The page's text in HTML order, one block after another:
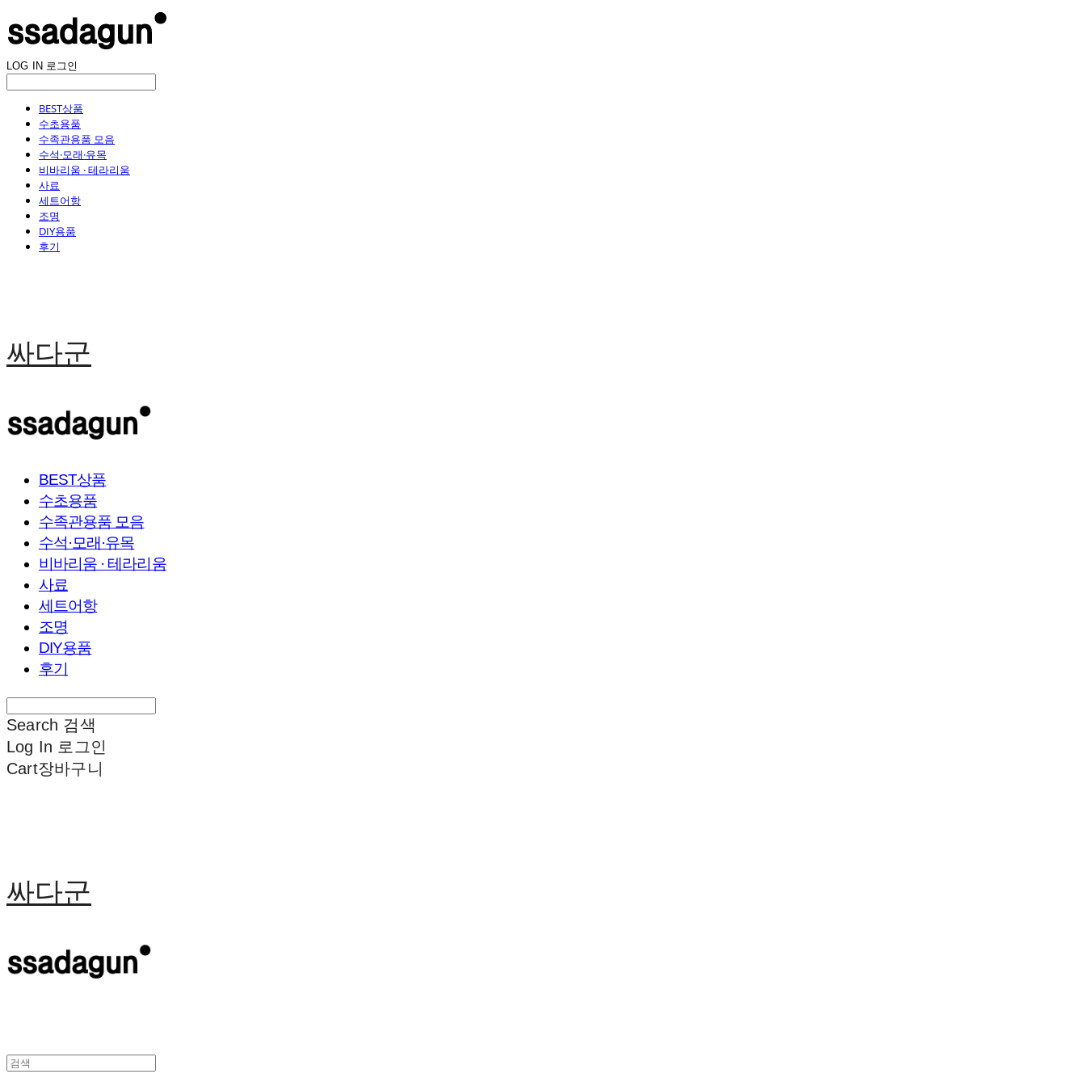
LOG IN 로그인
BEST상품
수초용품
수족관용품 모음
수석·모래·유목
비바리움 · 테라리움
사료
세트어항
조명
DIY용품
후기
싸다군
BEST상품
수초용품
수족관용품 모음
수석·모래·유목
비바리움 · 테라리움
사료
세트어항
조명
DIY용품
후기
Search 검색
Log In 로그인
Cart장바구니
싸다군